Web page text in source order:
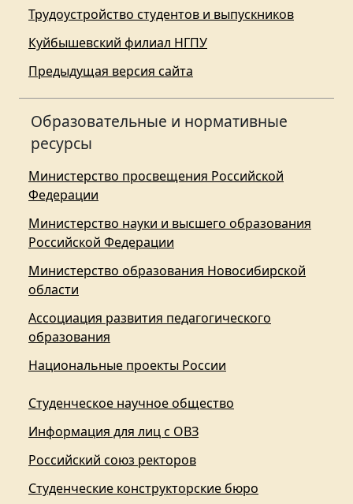
Трудоустройство студентов и выпускников
Куйбышевский филиал НГПУ
Предыдущая версия сайта
Образовательные и нормативные
ресурсы
Министерство просвещения Российской
Федерации
Министерство науки и высшего образования
Российской Федерации
Министерство образования Новосибирской
области
Ассоциация развития педагогического
образования
Национальные проекты России
Студенческое научное общество
Информация для лиц с ОВЗ
Российский союз ректоров
Студенческие конструкторские бюро